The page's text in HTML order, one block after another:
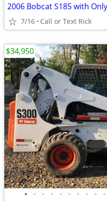
2006 Bobcat S185 with
7/16 Call or Text Rick
• • • • • • • • • •
$34,950